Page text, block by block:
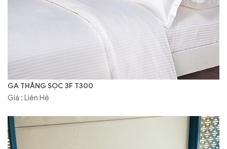
GA THẮNG SỌC 3F T300
Giá : Liên Hệ